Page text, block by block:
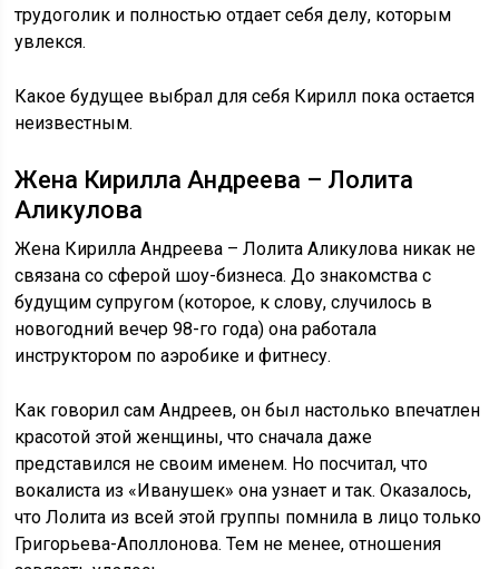
трудоголик и полностью отдает себя делу, которым
увлекся.
Какое будущее выбрал для себя Кирилл пока остается
неизвестным.
Жена Кирилла Андреева – Лолита
Аликулова
Жена Кирилла Андреева – Лолита Аликулова никак не
связана со сферой шоу-бизнеса. До знакомства с
будущим супругом (которое, к слову, случилось в
новогодний вечер 98-го года) она работала
инструктором по аэробике и фитнесу.
Как говорил сам Андреев, он был настолько впечатлен
красотой этой женщины, что сначала даже
представился не своим именем. Но посчитал, что
вокалиста из «Иванушек» она узнает и так. Оказалось,
что Лолита из всей этой группы помнила в лицо только
Григорьева-Аполлонова. Тем не менее, отношения